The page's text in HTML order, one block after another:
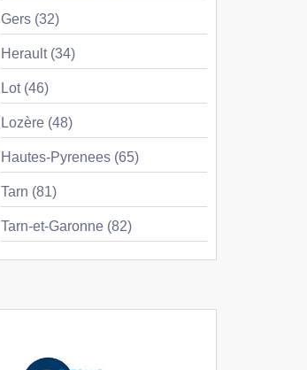
Gers (32)
Herault (34)
Lot (46)
Lozère (48)
Hautes-Pyrenees (65)
Tarn (81)
Tarn-et-Garonne (82)